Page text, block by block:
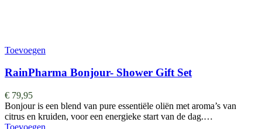
Toevoegen
RainPharma Bonjour- Shower Gift Set
€ 79,95
Bonjour is een blend van pure essentiële oliën met aroma’s van
citrus en kruiden, voor een energieke start van de dag.…